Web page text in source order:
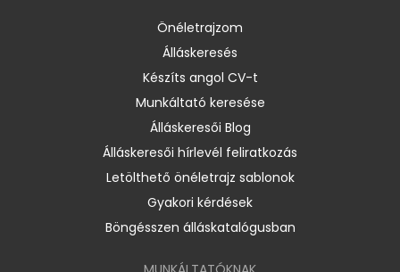
Önéletrajzom
Álláskeresés
Készíts angol CV-t
Munkáltató keresése
Álláskeresői Blog
Álláskeresői hírlevél feliratkozás
Letölthető önéletrajz sablonok
Gyakori kérdések
Böngésszen álláskatalógusban